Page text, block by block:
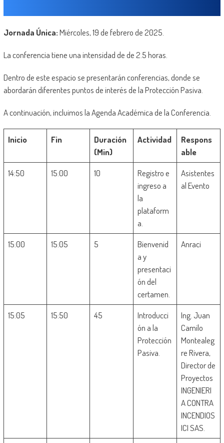
Jornada Única:Miércoles, 19 de febrero de 2025.
La conferencia tiene una intensidad de de 2.5 horas.
Dentro de este espacio se presentarán conferencias, donde se
abordarán diferentes puntos de interés de la Protección Pasiva.
A continuación, incluimos la Agenda Académica de la Conferencia.
Inicio Fin
Duración
(Min)
Actividad
Respons
able
14:50
15:00 10
Registro e
ingreso a
la
plataform
a.
Asistentes
al Evento
15:00 15:05 5
Bienvenid
a y
presentaci
ón del
certamen.
Anraci
15:05 15:50 45
Introducci
ón a la
Protección
Pasiva.
Ing. Juan
Camilo
Montealeg
re Rivera,
Director de
Proyectos
INGENIERI
A CONTRA
INCENDIOS
ICI SAS.